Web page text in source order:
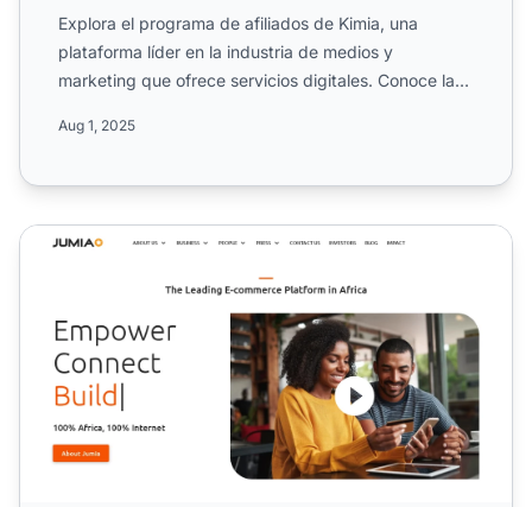
Explora el programa de afiliados de Kimia, una
plataforma líder en la industria de medios y
marketing que ofrece servicios digitales. Conoce las
Aug 1, 2025
Programa de Afiliados de Jumia